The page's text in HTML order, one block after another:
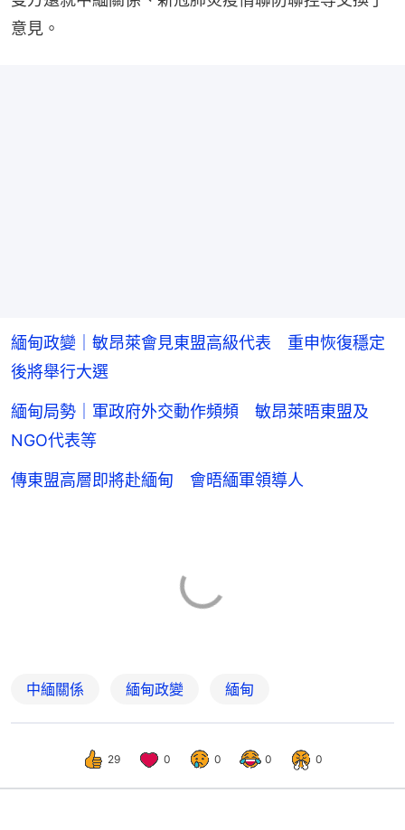
意見。
緬甸政變｜敏昂萊會見東盟高級代表 重申恢復穩定
後將舉行大選
緬甸局勢｜軍政府外交動作頻頻 敏昂萊晤東盟及
NGO代表等
傳東盟高層即將赴緬甸 會晤緬軍領導人
中緬關係 緬甸政變 緬甸
29 0 0 0 0